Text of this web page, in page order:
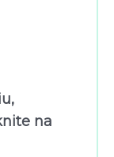
na